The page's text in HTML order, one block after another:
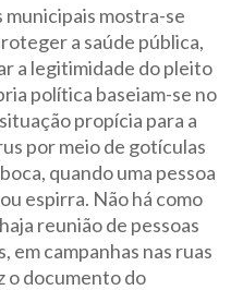
municipais mostra-se
a saúde pública,
a legitimidade do pleito
política baseiam-se no
propícia para a
por meio de gotículas
quando uma pessoa
espirra. Não há como
reunião de pessoas
em campanhas nas ruas
o documento do